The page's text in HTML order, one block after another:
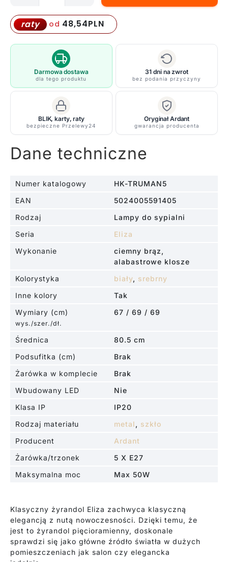
Eliza
do
stylowej
raty od 48,54PLN
Darmowa dostawa
dla tego produktu
31 dni na zwrot
bez podania przyczyny
BLIK, karty, raty
bezpieczne Przelewy24
Oryginał Ardant
gwarancja producenta
Dane techniczne
Numer katalogowy
HK-TRUMAN5
EAN
5024005591405
Rodzaj
Lampy do sypialni
Seria
Eliza
Wykonanie
ciemny brąz,
alabastrowe klosze
Kolorystyka
biały, srebrny
Inne kolory
Tak
Wymiary (cm)
wys./szer./dł.
67 / 69 / 69
Średnica
80.5 cm
Podsufitka (cm)
Brak
Żarówka w komplecie
Brak
Wbudowany LED
Nie
Klasa IP
IP20
Rodzaj materiału
metal, szkło
Producent
Ardant
Żarówka/trzonek
5 X E27
Maksymalna moc
Max 50W
Klasyczny żyrandol Eliza zachwyca klasyczną
elegancją z nutą nowoczesności. Dzięki temu, że
jest to żyrandol pięcioramienny, doskonale
sprawdzi się jako główne źródło światła w dużych
pomieszczeniach jak salon czy elegancka